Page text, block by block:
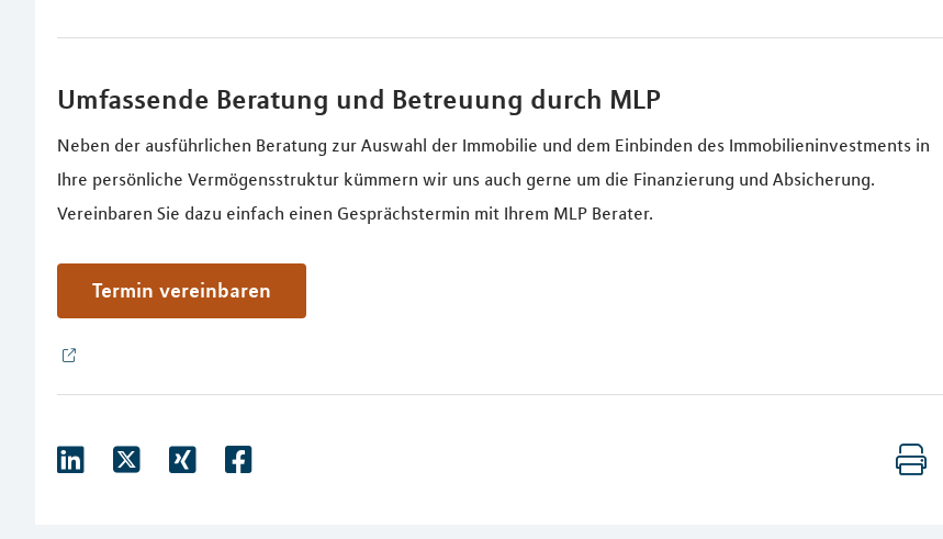
Umfassende Beratung und Betreuung durch MLP
Neben der ausführlichen Beratung zur Auswahl der Immobilie und dem Einbinden des Immobilieninvestments in
Ihre persönliche Vermögensstruktur kümmern wir uns auch gerne um die Finanzierung und Absicherung.
Vereinbaren Sie dazu einfach einen Gesprächstermin mit Ihrem MLP Berater.
Termin vereinbaren